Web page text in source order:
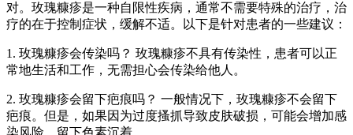
对。玫瑰糠疹是一种自限性疾病，通常不需要特殊的治疗，治
疗的在于控制症状，缓解不适。以下是针对患者的一些建议：
1. 玫瑰糠疹会传染吗？ 玫瑰糠疹不具有传染性，患者可以正
常地生活和工作，无需担心会传染给他人。
2. 玫瑰糠疹会留下疤痕吗？ 一般情况下，玫瑰糠疹不会留下
疤痕。但是，如果因为过度搔抓导致皮肤破损，可能会增加感